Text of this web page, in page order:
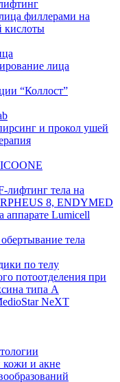
филлерами на
кислоты
лица
“Коллост”
и прокол ушей
лифтинг тела на
8, ENDYMED
аппарате Lumicell
тела
по телу
потоотделения при
типа А
NeXT
кожи и акне